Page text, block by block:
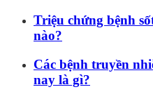
Triệu chứng bệnh
nào?
Các bệnh truyền
nay là gì?